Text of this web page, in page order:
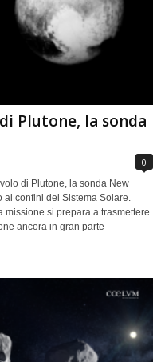
Plutone, la sonda
0
di Plutone, la sonda New
ai confini del Sistema Solare.
missione si prepara a trasmettere
ancora in gran parte